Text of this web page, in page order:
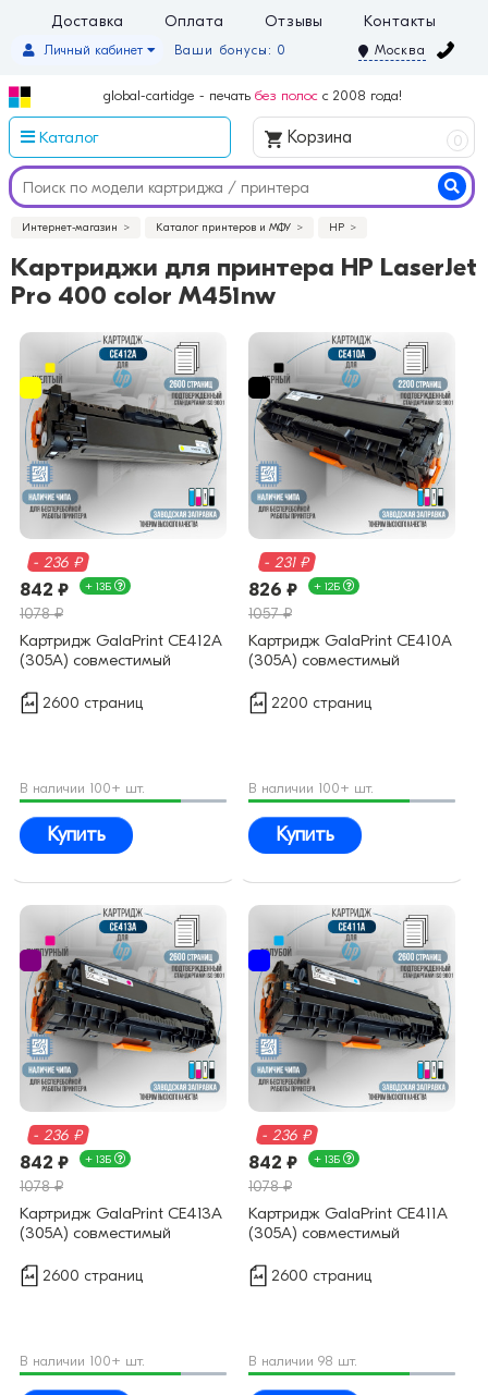
Доставка Оплата Отзывы Контакты
Ваши бонусы: 0
Личный кабинет Москва
global-cartidge - печать без полос с 2008 года!
Каталог Корзина 0
Интернет-магазин Каталог принтеров и МФУ HP
Картриджи для принтера HP LaserJet
Pro 400 color M451nw
- 236 ₽
842 ₽ + 13Б
1078 ₽
Картридж GalaPrint CE412A
(305A) совместимый
2600 страниц
В наличии 100+ шт.
Купить
- 231 ₽
826 ₽ + 12Б
1057 ₽
Картридж GalaPrint CE410A
(305A) совместимый
2200 страниц
В наличии 100+ шт.
Купить
- 236 ₽
842 ₽ + 13Б
1078 ₽
Картридж GalaPrint CE413A
(305A) совместимый
2600 страниц
В наличии 100+ шт.
- 236 ₽
842 ₽ + 13Б
1078 ₽
Картридж GalaPrint CE411A
(305A) совместимый
2600 страниц
В наличии 98 шт.